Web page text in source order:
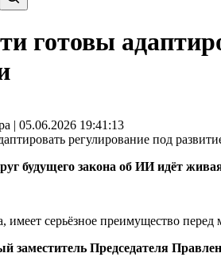
готовы
| 05.06.2026 19:41:13
будущего закона об ИИ идёт живая
имеет серьёзное преимущество
заместитель Председателя